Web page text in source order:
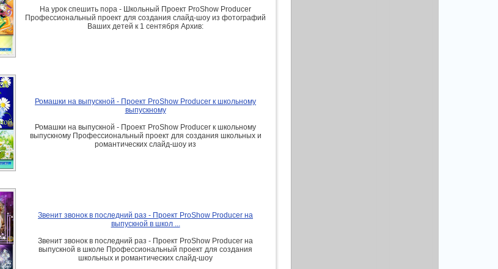
На урок спешить пора - Школьный Проект ProShow Producer
Профессиональный проект для создания слайд-шоу из фотографий
Ваших детей к 1 сентября Архив:
Ромашки на выпускной - Проект ProShow Producer к школьному
выпускному
Ромашки на выпускной - Проект ProShow Producer к школьному
выпускному Профессиональный проект для создания школьных и
романтических слайд-шоу из
Звенит звонок в последний раз - Проект ProShow Producer на
выпускной в школ ...
Звенит звонок в последний раз - Проект ProShow Producer на
выпускной в школе Профессиональный проект для создания
школьных и романтических слайд-шоу